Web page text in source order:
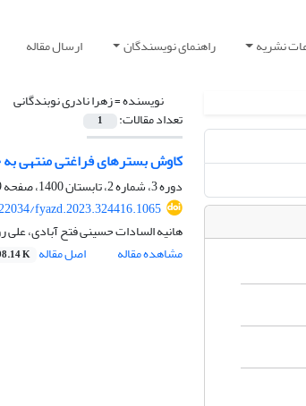
نشریه راهنمای نویسندگان ارسال مقاله
نویسنده =زهرا نادری نوبندگانی
تعداد مقالات: 1
کاوش بسترهای فراغتی منتهی
دوره 3، شماره 2، تابستان 1400، صفحه
fyazd.2023.324416.1065
هانیه السادات حسینی فتح آبادی، علی
مشاهده مقاله
اصل مقاله K